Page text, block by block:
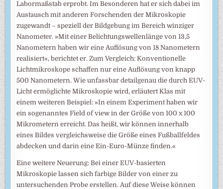
Labormaßstab erprobt. Im Besonderen hat er sich dabei im
Austausch mit anderen Forschenden der Mikroskopie
zugewandt – speziell der Bildgebung im Bereich winziger
Nanometer. »Mit einer Belichtungswellenlänge von 13,5
Nanometern haben wir eine Auflösung von 18 Nanometern
realisiert«, berichtet er. Zum Vergleich: Konventionelle
Lichtmikroskope schaffen nur eine Auflösung von knapp
500 Nanometern. Wie unfassbar detailgenau die durch EUV-
Licht ermöglichte Mikroskopie wird, erläutert Klas mit
einem weiteren Beispiel: »In einem Experiment haben wir
ein sogenanntes Field of view in der Größe von 100 x 100
Mikrometern erreicht. Das heißt, wir können innerhalb
eines Bildes vergleichsweise die Größe eines Fußballfeldes
abdecken und darin eine Ein-Euro-Münze finden.«
Eine weitere Neuerung: Bei einer EUV-basierten
Mikroskopie lassen sich farbige Bilder von einer zu
untersuchenden Probe erstellen. Auf diese Weise können